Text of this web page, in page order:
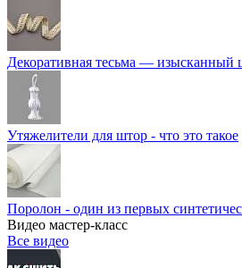
Декоративная тесьма — изысканный
Утяжелители для штор - что это такое
Поролон - один из первых
Видео мастер-класс
Все видео